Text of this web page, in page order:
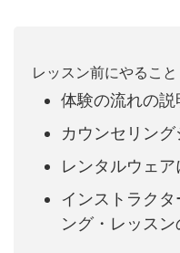
レッスン前にやること
体験の流れの説
カウンセリング
レンタルウェ
インストラク
ング・レッスン